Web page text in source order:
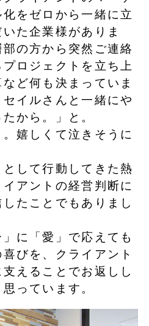
をゼロから一緒に立
た企業様がありま
の方から突然ご連絡
ロジェクトを立ち上
ど何も決まっていま
イルさんと一緒にや
から。」と。
嬉しくて泣きそうに
して行動してきた熱
アントの経営判断に
たことでもありまし
」に「愛」で応えても
びを、クライアント
えることでお返しし
っています。